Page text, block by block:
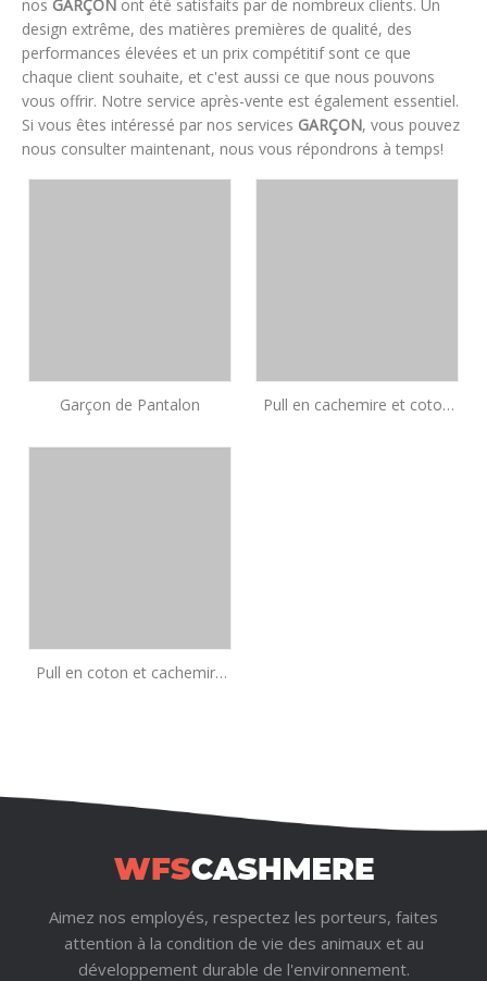
nos GARÇON ont été satisfaits par de nombreux clients. Un
design extrême, des matières premières de qualité, des
performances élevées et un prix compétitif sont ce que
chaque client souhaite, et c'est aussi ce que nous pouvons
vous offrir. Notre service après-vente est également essentiel.
Si vous êtes intéressé par nos services GARÇON, vous pouvez
nous consulter maintenant, nous vous répondrons à temps!
Garçon de Pantalon
Pull en cachemire et coton
Pull en coton et cachemire
Aimez nos employés, respectez les porteurs, faites
attention à la condition de vie des animaux et au
développement durable de l'environnement.